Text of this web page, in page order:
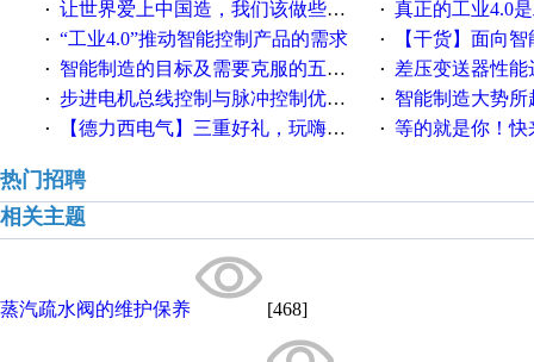
· 让世界爱上中国造，我们该做些什么 · 真正的工业4.0
· “工业4.0”推动智能控制产品的需求 · 【干货】面向
· 智能制造的目标及需要克服的五个障碍 · 差压变送器性能达
· 步进电机总线控制与脉冲控制优缺点 · 智能制造大势所趋
· 【德力西电气】三重好礼，玩嗨夏日！ · 等的就是你！快来
热门招聘
相关主题
蒸汽疏水阀的维护保养 [468]